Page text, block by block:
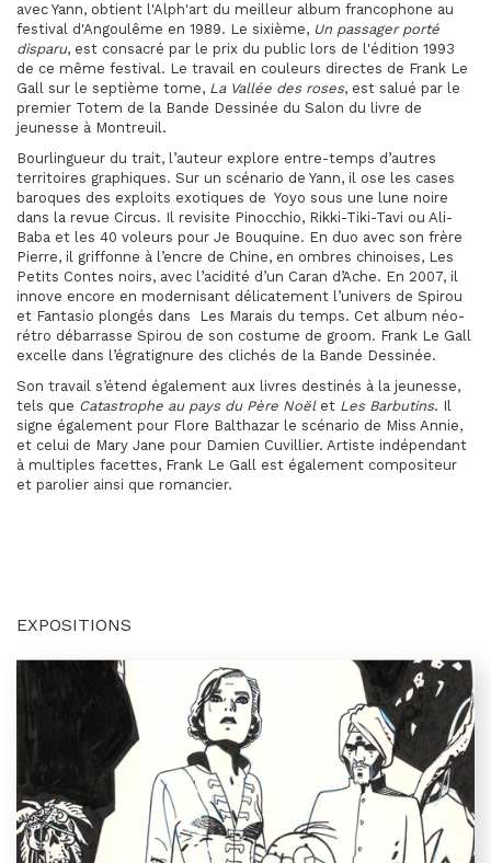
avec Yann, obtient l'Alph'art du meilleur album francophone au
festival d'Angoulême en 1989. Le sixième, Un passager porté
disparu, est consacré par le prix du public lors de l'édition 1993
de ce même festival. Le travail en couleurs directes de Frank Le
Gall sur le septième tome, La Vallée des roses, est salué par le
premier Totem de la Bande Dessinée du Salon du livre de
jeunesse à Montreuil.
Bourlingueur du trait, l’auteur explore entre-temps d’autres
territoires graphiques. Sur un scénario de Yann, il ose les cases
baroques des exploits exotiques de Yoyo sous une lune noire
dans la revue Circus. Il revisite Pinocchio, Rikki-Tiki-Tavi ou Ali-
Baba et les 40 voleurs pour Je Bouquine. En duo avec son frère
Pierre, il griffonne à l’encre de Chine, en ombres chinoises, Les
Petits Contes noirs, avec l’acidité d’un Caran d’Ache. En 2007, il
innove encore en modernisant délicatement l’univers de Spirou
et Fantasio plongés dans Les Marais du temps. Cet album néo-
rétro débarrasse Spirou de son costume de groom. Frank Le Gall
excelle dans l’égratignure des clichés de la Bande Dessinée.
Son travail s’étend également aux livres destinés à la jeunesse,
tels que Catastrophe au pays du Père Noëlet Les Barbutins. Il
signe également pour Flore Balthazar le scénario de Miss Annie,
et celui de Mary Jane pour Damien Cuvillier. Artiste indépendant
à multiples facettes, Frank Le Gall est également compositeur
et parolier ainsi que romancier.
EXPOSITIONS